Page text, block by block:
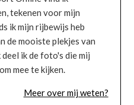
tekenen voor mijn
ik mijn rijbewijs heb
de mooiste plekjes van
ik de foto's die mij
mee te kijken.
Meer over mij weten?